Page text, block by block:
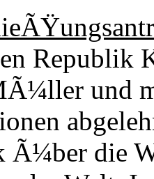
Republik
und
die